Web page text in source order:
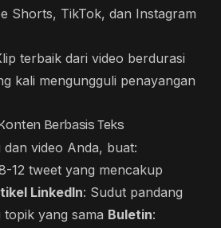
Shorts, TikTok, dan Instagram
terbaik dari video berdurasi
kali mengungguli penayangan
Berbasis Teks
video Anda, buat:
12 tweet yang mencakup
LinkedIn: Sudut pandang
yang sama Buletin: